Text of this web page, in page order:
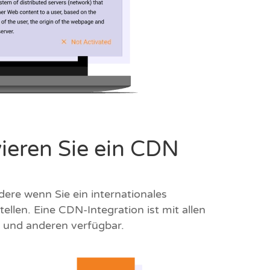
Sie ein CDN
wenn Sie ein internationales
Eine CDN-Integration ist mit allen
anderen verfügbar.